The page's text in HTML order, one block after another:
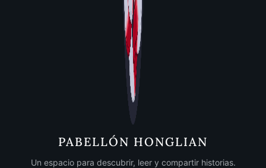
PABELLÓN HONGLIAN
Un espacio para descubrir, leer y compartir historias.